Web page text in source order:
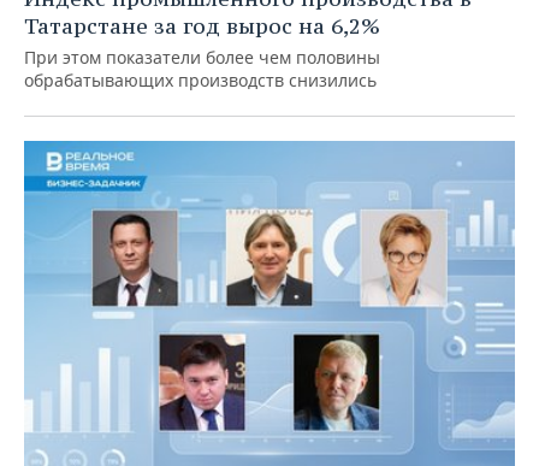
Татарстане за год вырос на 6,2%
При этом показатели более чем половины
обрабатывающих производств снизились